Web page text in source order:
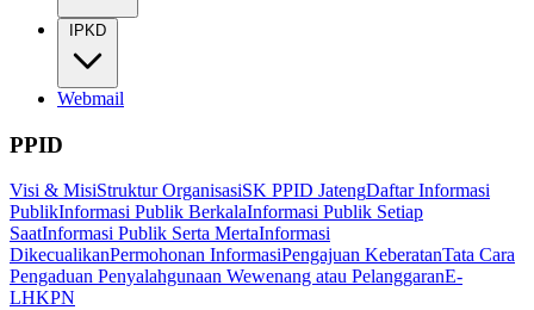
IPKD
Webmail
PPID
Visi & MisiStruktur OrganisasiSK PPID JatengDaftar Informasi
PublikInformasi Publik BerkalaInformasi Publik Setiap
SaatInformasi Publik Serta MertaInformasi
DikecualikanPermohonan InformasiPengajuan KeberatanTata Cara
Pengaduan Penyalahgunaan Wewenang atau PelanggaranE-
LHKPN